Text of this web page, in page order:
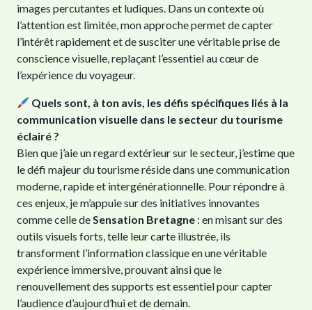
images percutantes et ludiques. Dans un contexte où
l’attention est limitée, mon approche permet de capter
l’intérêt rapidement et de susciter une véritable prise de
conscience visuelle, replaçant l’essentiel au cœur de
l’expérience du voyageur.
Quels sont, à ton avis, les défis spécifiques liés à la
communication visuelle dans le secteur du tourisme
éclairé ?
Bien que j’aie un regard extérieur sur le secteur, j’estime que
le défi majeur du tourisme réside dans une communication
moderne, rapide et intergénérationnelle. Pour répondre à
ces enjeux, je m’appuie sur des initiatives innovantes
comme celle de Sensation Bretagne : en misant sur des
outils visuels forts, telle leur carte illustrée, ils
transforment l’information classique en une véritable
expérience immersive, prouvant ainsi que le
renouvellement des supports est essentiel pour capter
l’audience d’aujourd’hui et de demain.